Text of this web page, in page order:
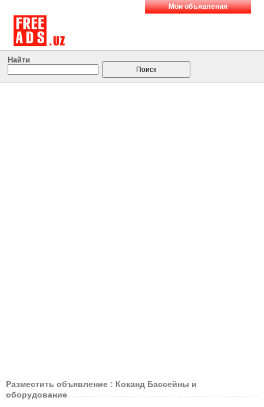
Мои объявления
Найти
Разместить объявление : Коканд Бассейны и
оборудование